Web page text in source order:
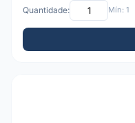
Quantidade: Mín: 1